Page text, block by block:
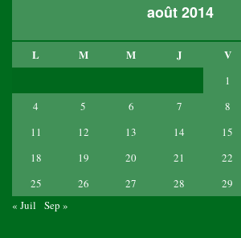
août 2014
L M M J V
1
4
5 6 7 8
11
12 13 14 15
18
19 20 21 22
25
26 27 28 29
« Juil
Sep »